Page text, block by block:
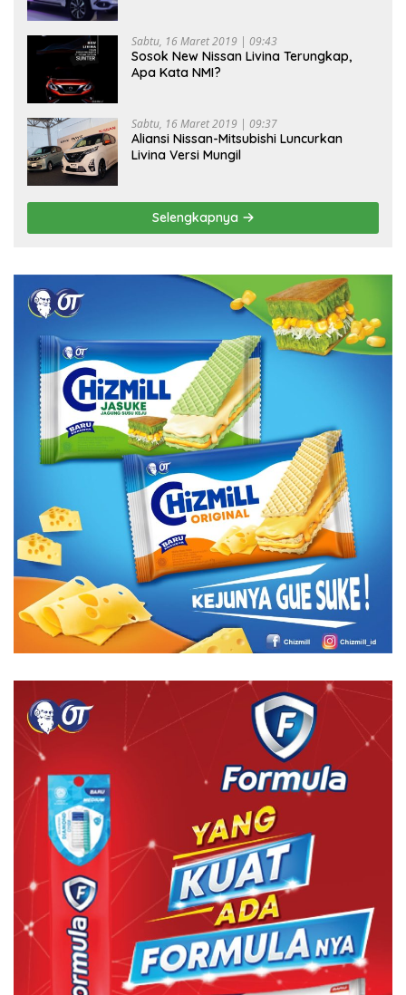
Sabtu, 16 Maret 2019 | 09:43
Sosok New Nissan Livina Terungkap,
Apa Kata NMI?
Sabtu, 16 Maret 2019 | 09:37
Aliansi Nissan-Mitsubishi Luncurkan
Livina Versi Mungil
Selengkapnya